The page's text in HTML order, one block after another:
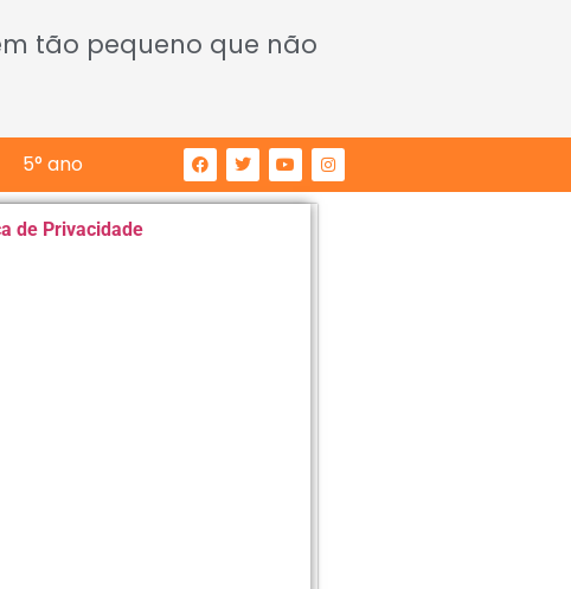
tão pequeno que não
5° ano
de Privacidade